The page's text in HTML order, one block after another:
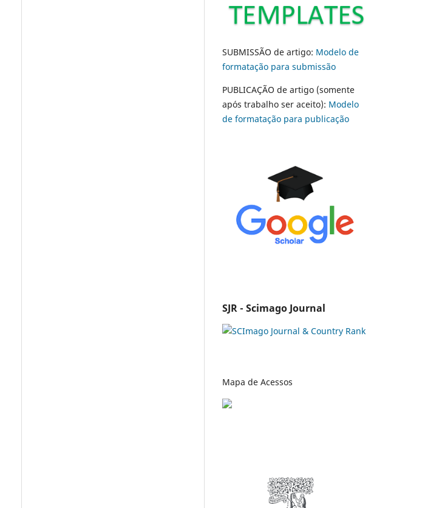
SUBMISSÃO de artigo: Modelo de
formatação para submissão
PUBLICAÇÃO de artigo (somente
após trabalho ser aceito): Modelo
de formatação para publicação
SJR - Scimago Journal
Mapa de Acessos